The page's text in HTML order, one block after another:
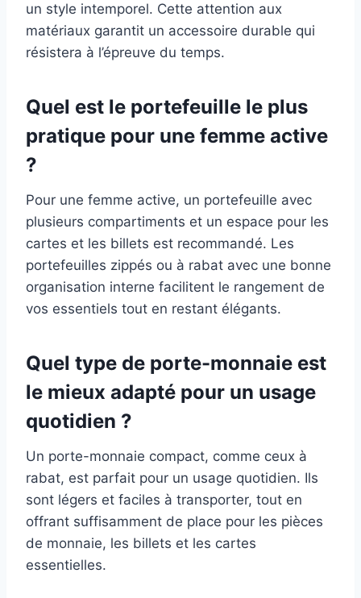
un style intemporel. Cette attention aux
matériaux garantit un accessoire durable qui
résistera à l’épreuve du temps.
Quel est le portefeuille le plus
pratique pour une femme active
?
Pour une femme active, un portefeuille avec
plusieurs compartiments et un espace pour les
cartes et les billets est recommandé. Les
portefeuilles zippés ou à rabat avec une bonne
organisation interne facilitent le rangement de
vos essentiels tout en restant élégants.
Quel type de porte-monnaie est
le mieux adapté pour un usage
quotidien ?
Un porte-monnaie compact, comme ceux à
rabat, est parfait pour un usage quotidien. Ils
sont légers et faciles à transporter, tout en
offrant suffisamment de place pour les pièces
de monnaie, les billets et les cartes
essentielles.